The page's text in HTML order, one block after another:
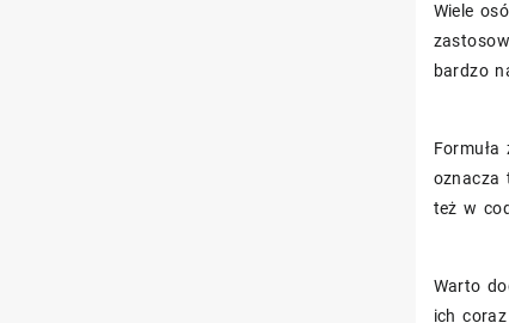
Wiele
bardzo
oznacza
też w
Warto
ich